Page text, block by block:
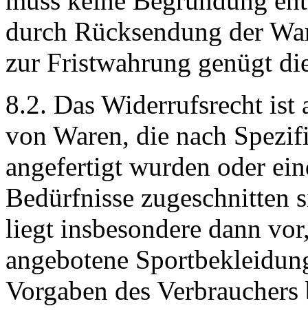
durch Rücksendung der
zur Fristwahrung genügt
8.2. Das Widerrufsrecht ist
von Waren, die nach
angefertigt wurden oder
Bedürfnisse zugeschnitten
liegt insbesondere dann
angebotene
Vorgaben des